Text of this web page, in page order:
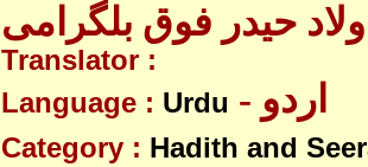
حیدر فوق بلگرامی
Translator :
Language : Urdu - اردو
Category : Hadith and